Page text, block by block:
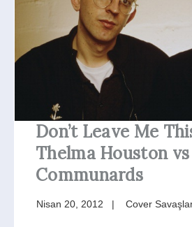
Don’t Leave Me
Thelma Houston
Communards
Nisan 20, 2012 Cover